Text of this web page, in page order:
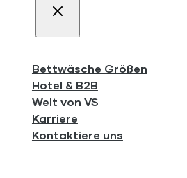
Bettwäsche Größen
Hotel & B2B
Welt von VS
Karriere
Kontaktiere uns